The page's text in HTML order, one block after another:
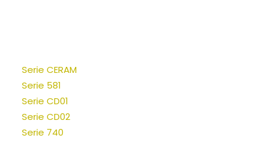
Serie CERAM
Serie 581
Serie CD01
Serie CD02
Serie 740